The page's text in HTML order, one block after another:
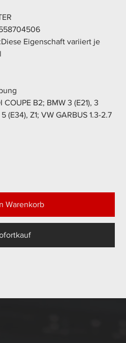
Eigenschaft variiert je
B2; BMW 3 (E21), 3
(E34), Z1; VW GARBUS 1.3-2.7
Warenkorb